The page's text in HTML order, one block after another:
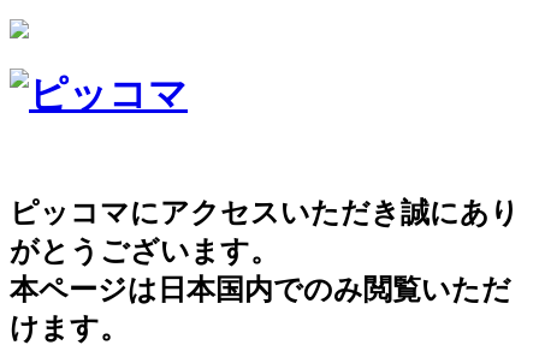
ピッコマにアクセスいただき誠にあり
がとうございます。
本ページは日本国内でのみ閲覧いただ
けます。